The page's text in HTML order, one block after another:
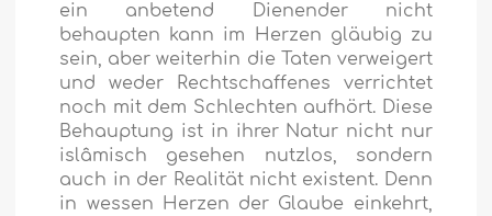
ein anbetend Dienender nicht
behaupten kann im Herzen gläubig zu
sein, aber weiterhin die Taten verweigert
und weder Rechtschaffenes verrichtet
noch mit dem Schlechten aufhört. Diese
Behauptung ist in ihrer Natur nicht nur
islâmisch gesehen nutzlos, sondern
auch in der Realität nicht existent. Denn
in wessen Herzen der Glaube einkehrt,